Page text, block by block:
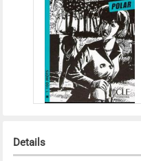
Details